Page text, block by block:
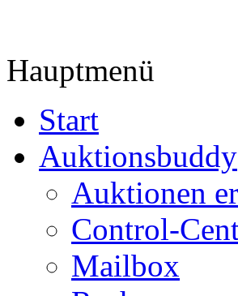
Hauptmenü
Start
Auktionsbuddy
Auktionen
Control-
Mailbox